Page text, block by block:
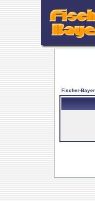
Fischer-